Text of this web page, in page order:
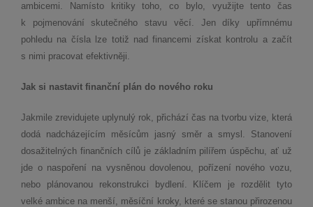
ambicemi. Namísto kritiky toho, co bylo, využijte tento čas
k pojmenování skutečného stavu věcí. Jen díky upřímnému
pohledu na čísla lze totiž nad financemi získat kontrolu a začít
s nimi pracovat efektivněji.
Jak si nastavit finanční plán do nového roku
Jakmile zrevidujete uplynulý rok, přichází čas na tvorbu vize, která
dodá nadcházejícím měsícům jasný směr a smysl. Stanovení
dosažitelných finančních cílů je základním pilířem úspěchu, ať už
jde o naspoření na vysněnou dovolenou, pořízení nového vozu,
nebo plánovanou rekonstrukci bydlení. Klíčem je rozdělit tyto
velké ambice na menší, měsíční kroky, které se stanou přirozenou